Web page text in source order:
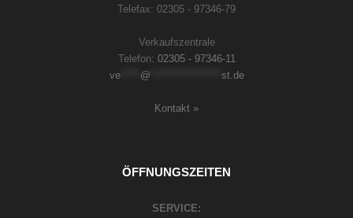
Telefax: 02305 - 97346-79
Verkaufszentrale
Telefon: 02305 - 97346-11
ve***** @ st.de
Kontakt »
ÖFFNUNGSZEITEN
SERVICE: